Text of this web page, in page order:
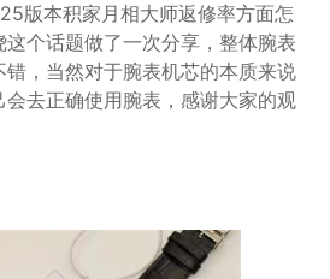
版本积家月相大师返修率方面怎
个话题做了一次分享，整体腕表
，当然对于腕表机芯的本质来说
去正确使用腕表，感谢大家的观